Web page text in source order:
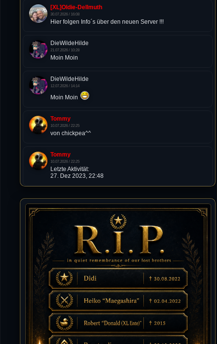
[XL]Oldie-Dellmuth
30.07.2026 / 16:08
Hier folgen Info´s über den neuen Server !!!
DieWildeHilde
21.07.2026 / 10:28
Moin Moin
DieWildeHilde
12.07.2026 / 14:14
Moin Moin
Tommy
10.07.2026 / 22:25
von chickpea^^
Tommy
10.07.2026 / 22:25
Letzte Aktivität:
27. Dez 2023, 22:48
DieWildeHilde
10.07.2026 / 12:48
Happy Birthday Chickpea
DieWildeHilde
10.07.2026 / 10:08
Hallo meine Lieben!
Isimiyaki
10.07.2026 / 00:34
Alles gute chickpea
Mojochilla
02.07.2026 / 15:53
Was geht aaaaaaaaaaaab